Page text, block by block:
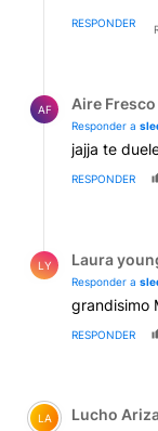
RESPONDER
AF Aire Fresco
Responder a
jajja te
RESPONDER
LY Laura
Responder a
grandisimo
RESPONDER
Comentario de
LA Lucho